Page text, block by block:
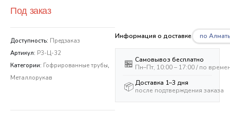
Под заказ
Доступность: Предзаказ
Артикул: Р3-Ц-32
Категории: Гофрированные трубы,
Металлорукав
Информация о доставке по
🏪 Самовывоз бесплатно
Пн–Пт, 10:00 – 17:00 / по
📦 Доставка 1–3 дня
после подтверждения заказа